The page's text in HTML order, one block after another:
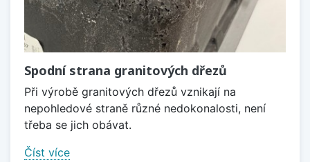
Spodní strana granitových dřezů
Při výrobě granitových dřezů vznikají na
nepohledové straně různé nedokonalosti, není
třeba se jich obávat.
Číst více